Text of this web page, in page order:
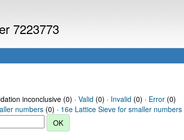
7223773
inconclusive (0) · Valid (0) · Invalid (0) · Error(0)
numbers (0) · 16e Lattice Sieve for smaller numbers